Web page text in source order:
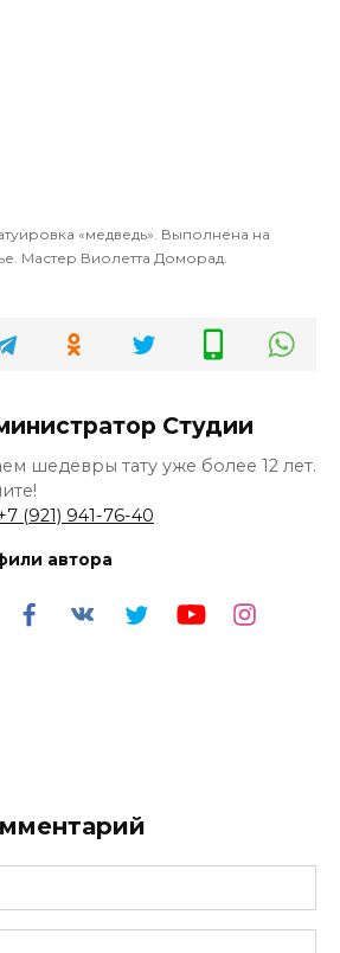
«медведь». Выполнена на
Мастер Виолетта Доморад.
Студии
шедевры тату уже более 12 лет.
(921) 941-76-40
автора